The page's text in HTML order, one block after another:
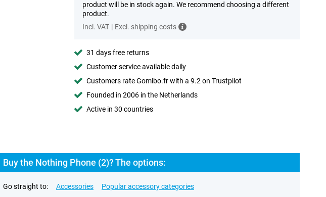
product will be in stock again. We recommend choosing a different
product.
Incl. VAT | Excl. shipping costs
31 days free returns
Customer service available daily
Customers rate Gomibo.fr with a 9.2 on Trustpilot
Founded in 2006 in the Netherlands
Active in 30 countries
Buy the Nothing Phone (2)? The options:
Go straight to: Accessories Popular accessory categories